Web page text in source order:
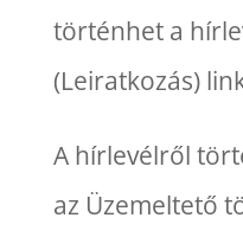
történhet a
(Leiratkozás)
A hírlevélről
az Üzemeltető